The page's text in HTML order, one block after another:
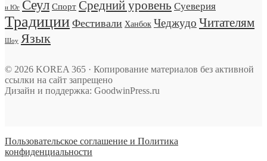
и Юг Сеул Спорт Средний уровень Суеверия
Традиции Фестивали Ханбок Чеджудо Читателям
Шоу Язык
© 2026 KOREA 365 · Копирование материалов без активной
ссылки на сайт запрещено
Дизайн и поддержка: GoodwinPress.ru
Пользовательское соглашение и Политика
конфиденциальности